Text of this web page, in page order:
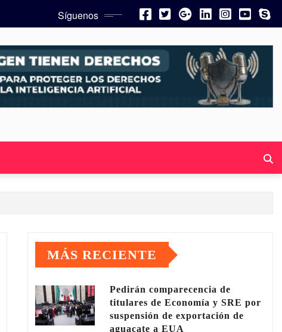
Síguenos
MÁS RECIENTE
Pedirán comparecencia de
titulares de Economía y SRE por
suspensión de exportación de
aguacate a EUA